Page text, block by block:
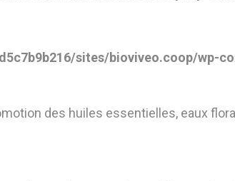
sites/bioviveo.coop/wp-
des huiles essentielles, eaux